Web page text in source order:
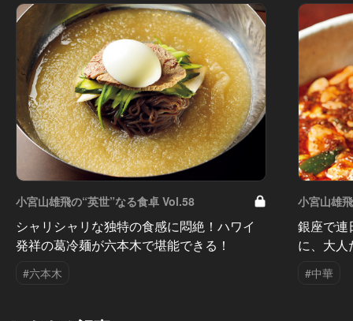
小宮山雄飛の“英世”なる食卓 Vol.58
シャリシャリな独特の食感に悶絶！ハワイ
発祥の葛冷麺が六本木で堪能できる！
#六本木
小宮山雄
銀座で連
に、大
#中華